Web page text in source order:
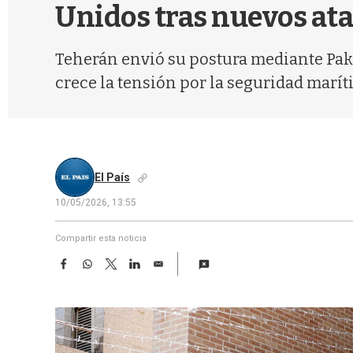
Unidos tras nuevos
Teherán envió su postura mediante
crece la tensión por la seguridad
El País
10/05/2026, 13:55
Compartir esta noticia
F
e
b
o
W
t
s
A
T
w
t
t
e
L
k
e
d
E
i
l